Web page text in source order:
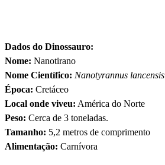
Dados do Dinossauro:
Nome: Nanotirano
Nome Científico: Nanotyrannus lancensis
Época: Cretáceo
Local onde viveu: América do Norte
Peso: Cerca de 3 toneladas.
Tamanho: 5,2 metros de comprimento
Alimentação: Carnívora